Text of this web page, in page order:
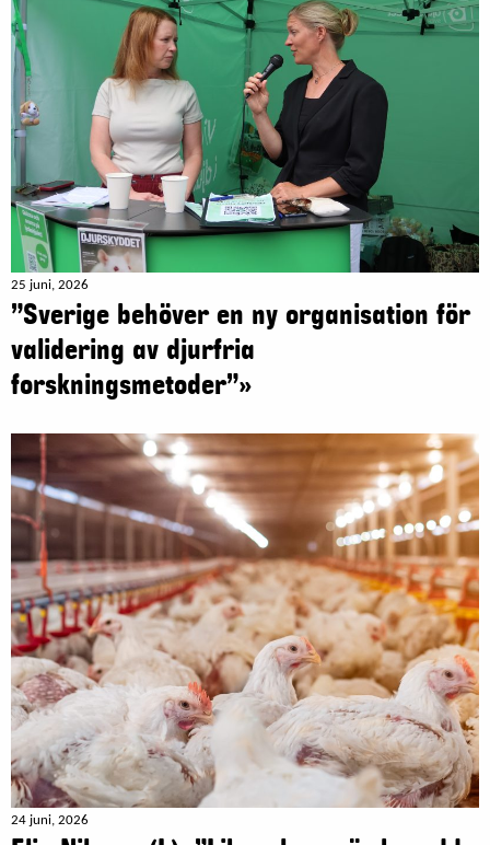
25 juni, 2026
”Sverige behöver en ny organisation för
validering av djurfria
forskningsmetoder”»
24 juni, 2026